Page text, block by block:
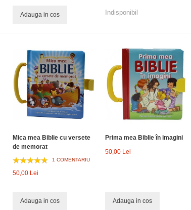
Adauga in cos Indisponibil
Mica mea Biblie cu versete
de memorat
1 COMENTARIU
50,00 Lei
Adauga in cos
Prima mea Biblie în imagini
50,00 Lei
Adauga in cos